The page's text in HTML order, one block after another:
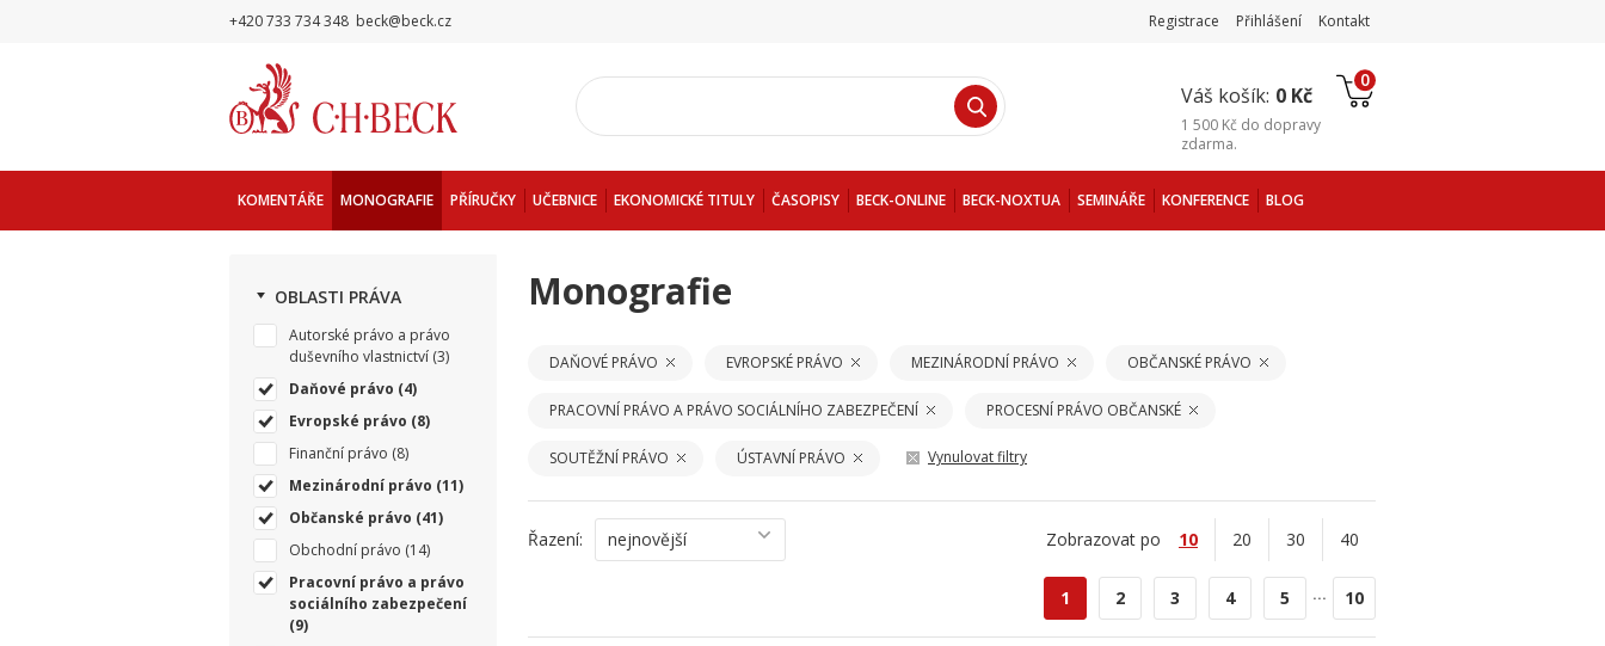
+420 733 734 348 beck@beck.cz Registrace Přihlášení Kontakt
Váš košík: 0 Kč
0
1 500 Kč do dopravy
zdarma.
KOMENTÁŘE MONOGRAFIE PŘÍRUČKY UČEBNICE EKONOMICKÉ TITULY ČASOPISY BECK-ONLINE BECK-NOXTUA SEMINÁŘE KONFERENCE BLOG
OBLASTI PRÁVA
Autorské právo a právo
duševního vlastnictví (3)
Daňové právo (4)
Evropské právo (8)
Finanční právo (8)
Mezinárodní právo (11)
Občanské právo (41)
Obchodní právo (14)
Pracovní právo a právo
sociálního zabezpečení
(9)
Monografie
DAŇOVÉ PRÁVO EVROPSKÉ PRÁVO MEZINÁRODNÍ PRÁVO OBČANSKÉ PRÁVO
PRACOVNÍ PRÁVO A PRÁVO SOCIÁLNÍHO ZABEZPEČENÍ PROCESNÍ PRÁVO OBČANSKÉ
SOUTĚŽNÍ PRÁVO ÚSTAVNÍ PRÁVO Vynulovat filtry
Řazení: nejnovější Zobrazovat po 10 20 30 40
1 2 3 4 5 ... 10